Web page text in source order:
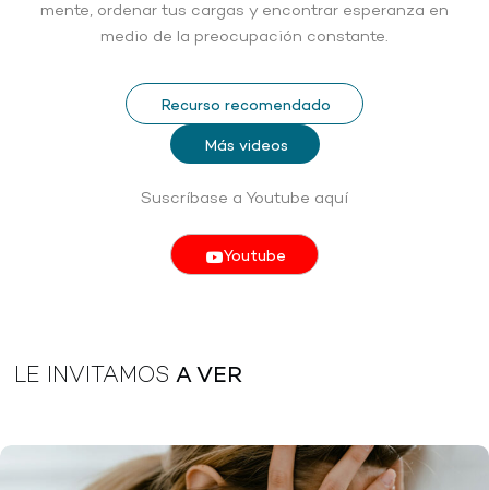
mente, ordenar tus cargas y encontrar esperanza en
medio de la preocupación constante.
Recurso recomendado
Más videos
Suscríbase a Youtube aquí
Youtube
LE INVITAMOS A VER